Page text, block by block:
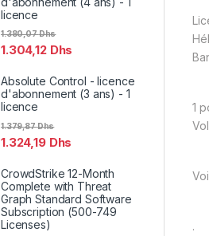
1
.
licence
1.304,12 Dhs
1.380,07Dhs
Absolute Control - licence
d'abonnement (3 ans) - 1
licence
1.324,19 Dhs
1.379,87Dhs
CrowdStrike 12-Month
Complete with Threat
Graph Standard Software
Subscription (500-749
Licenses)